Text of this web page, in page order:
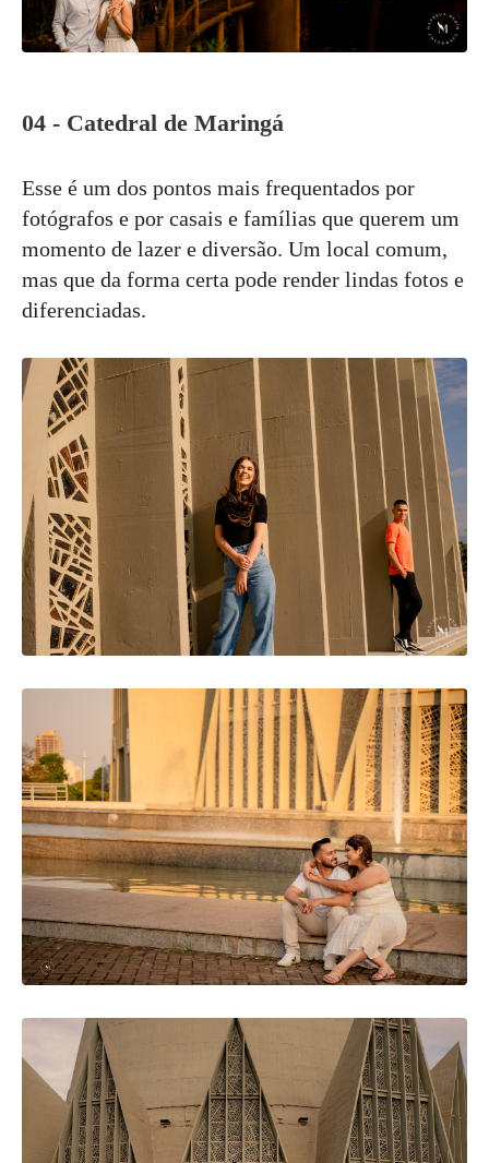
04 - Catedral de Maringá
Esse é um dos pontos mais frequentados por
fotógrafos e por casais e famílias que querem um
momento de lazer e diversão. Um local comum,
mas que da forma certa pode render lindas fotos e
diferenciadas.